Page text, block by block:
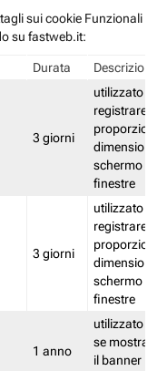
sui cookie Funzionali
su fastweb.it:
Durata Descrizione
3 giorni
utilizzato per
registrare le
proporzioni
dimensioni
schermo e
finestre
3 giorni
utilizzato per
registrare le
proporzioni
dimensioni
schermo e
finestre
1 anno
utilizzato per
se mostrare
il banner